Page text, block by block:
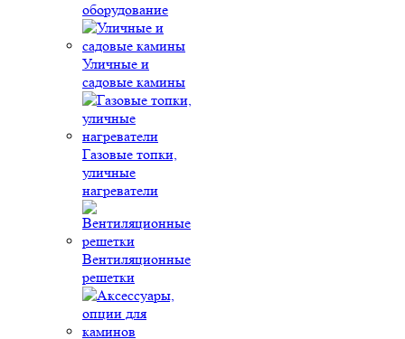
оборудование
Уличные и
садовые камины
Газовые топки,
уличные
нагреватели
Вентиляционные
решетки